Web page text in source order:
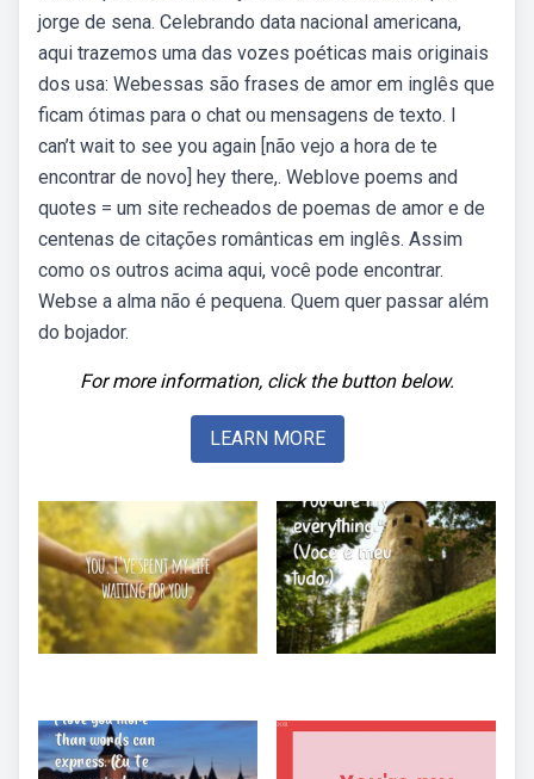
jorge de sena. Celebrando data nacional americana,
aqui trazemos uma das vozes poéticas mais originais
dos usa: Webessas são frases de amor em inglês que
ficam ótimas para o chat ou mensagens de texto. I
can’t wait to see you again [não vejo a hora de te
encontrar de novo] hey there,. Weblove poems and
quotes = um site recheados de poemas de amor e de
centenas de citações românticas em inglês. Assim
como os outros acima aqui, você pode encontrar.
Webse a alma não é pequena. Quem quer passar além
do bojador.
For more information, click the button below.
LEARN MORE